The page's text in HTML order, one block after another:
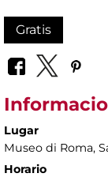
Gratis
Lugar
Museo di Roma,
Horario